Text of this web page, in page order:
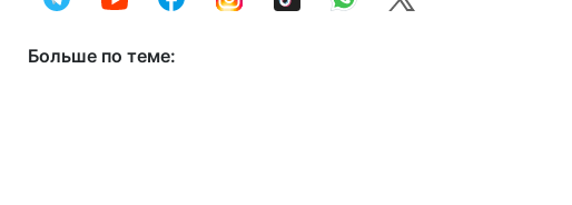
Больше по теме: